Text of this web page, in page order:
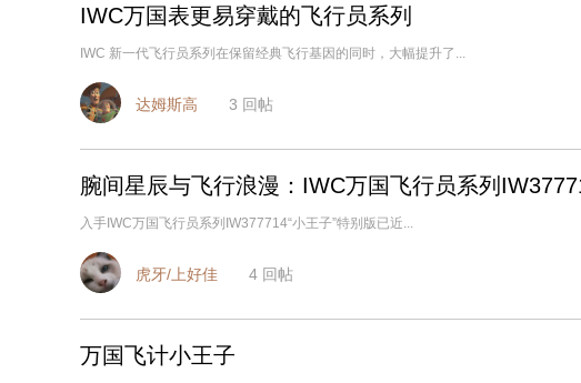
IWC万国表更易穿戴的飞行员系列
IWC 新一代飞行员系列在保留经典飞行基因的同时，大幅提升了...
达姆斯高 3 回帖
腕间星辰与飞行浪漫：IWC万国飞行员系列
入手IWC万国飞行员系列IW377714“小王子”特别版已近...
虎牙/上好佳 4 回帖
万国飞计小王子